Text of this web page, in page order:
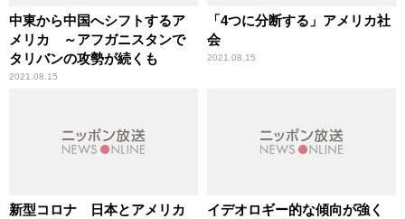
中東から中国へシフトするア
メリカ ～アフガニスタンで
タリバンの攻勢が続くも
2021.08.15
「4つに分断する」アメリカ社
会
2021.08.15
新型コロナ 日本とアメリカ
イデオロギー的な傾向が強く